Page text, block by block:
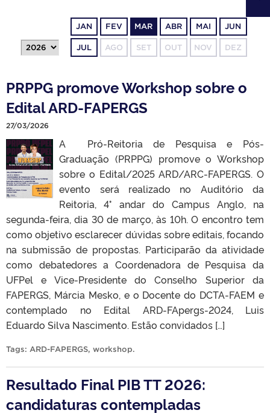
TELEFONES
JAN FEV MAR ABR MAI JUN
JUL AGO SET OUT NOV DEZ
PRPPG promove Workshop sobre o
Edital ARD-FAPERGS
27/03/2026
A Pró-Reitoria de Pesquisa e Pós-
Graduação (PRPPG) promove o Workshop
sobre o Edital/2025 ARD/ARC-FAPERGS. O
evento será realizado no Auditório da
Reitoria, 4° andar do Campus Anglo, na
segunda-feira, dia 30 de março, às 10h. O encontro tem
como objetivo esclarecer dúvidas sobre editais, focando
na submissão de propostas. Participarão da atividade
como debatedores a Coordenadora de Pesquisa da
UFPel e Vice-Presidente do Conselho Superior da
FAPERGS, Márcia Mesko, e o Docente do DCTA-FAEM e
contemplado no Edital ARD-FApergs-2024, Luis
Eduardo Silva Nascimento. Estão convidados […]
Tags: ARD-FAPERGS, workshop.
Resultado Final PIB TT 2026:
candidaturas contempladas